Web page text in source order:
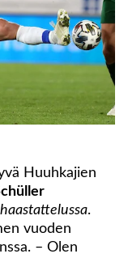
Huuhkajien
.
vuoden
– Olen